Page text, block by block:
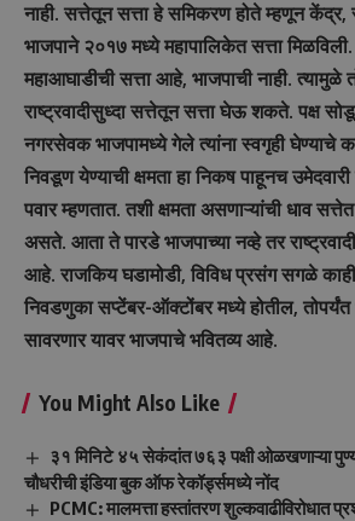
नाही. सत्तेतून सत्ता हे समिकरण होते म्हणून केंद्र,
भाजपाने २०१७ मध्ये महापालिकेत सत्ता
महाआघाडीची सत्ता आहे, भाजपाची नाही. त्यामुळे
राष्ट्रवादीसुध्दा सत्तेतून सत्ता घेऊ शकते. पक्ष
नगरसेवक भाजपामध्ये गेले त्यांना स्वगृही घेण्याचे
निवडूण येण्याची क्षमता हा निकष पाहूनच
पवार म्हणतात. तशी क्षमता असणाऱ्यांची धाव
असते. आता ते पारडे भाजपाच्या नव्हे तर
आहे. राजकिय घडामोडी, विविध प्रसंग सगळे काही
निवडणुका सप्टेंबर-ऑक्टोंबर मध्ये होतील,
सावरणार यावर भाजपाचे भवितव्य आहे.
You Might Also Like
३१ मिनिटे ४५ सेकंदांत ७६३ पक्षी ओळखणाऱ्या
चौधरीची इंडिया बुक ऑफ रेकॉर्ड्समध्ये नोंद
PCMC: मालमत्ता हस्तांतरण शुल्कवाढीविरोधात